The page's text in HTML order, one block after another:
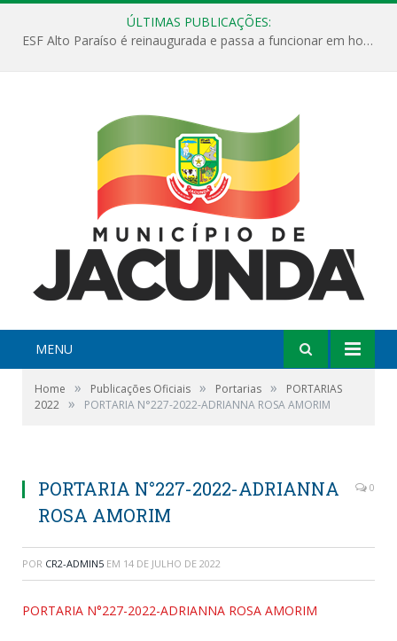
ÚLTIMAS PUBLICAÇÕES:
ESF Alto Paraíso é reinaugurada e passa a funcionar em horário estendido
MENU
Home » Publicações Oficiais » Portarias »
PORTARIAS
2022 » PORTARIA N°227-2022-ADRIANNA ROSA AMORIM
PORTARIA N°227-2022-ADRIANNA
ROSA AMORIM
0
POR CR2-ADMIN5 EM 14 DE JULHO DE 2022
PORTARIA N°227-2022-ADRIANNA ROSA AMORIM